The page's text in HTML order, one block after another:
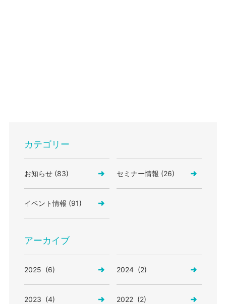
カテゴリー
お知らせ (83) セミナー情報 (26)
イベント情報 (91)
アーカイブ
2025 (6) 2024 (2)
2023 (4) 2022 (2)